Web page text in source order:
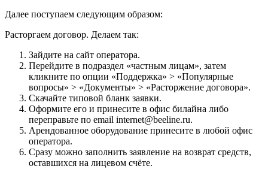
Далее поступаем следующим образом:
Расторгаем договор. Делаем так:
Зайдите на сайт оператора.
Перейдите в подраздел «частным лицам», затем
кликните по опции «Поддержка» > «Популярные
вопросы» > «Документы» > «Расторжение договора».
Скачайте типовой бланк заявки.
Оформите его и принесите в офис билайна либо
переправьте по email internet@beeline.ru.
Арендованное оборудование принесите в любой офис
оператора.
Сразу можно заполнить заявление на возврат средств,
оставшихся на лицевом счёте.